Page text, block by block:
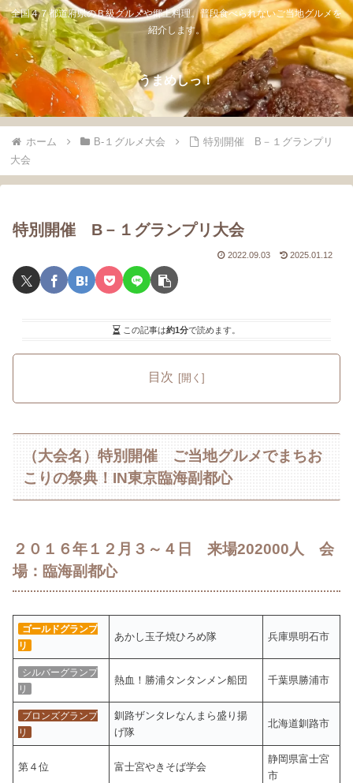
全国４７都道府県のＢ級グルメや郷土料理。普段食べられないご当地グルメを
紹介します。
うまめしっ！
ホーム B-１グルメ大会
特別開催 B－１グランプリ
大会
特別開催 B－１グランプリ大会
2022.09.03 2025.01.12
この記事は約1分で読めます。
目次
（大会名）特別開催 ご当地グルメでまちお
こりの祭典！IN東京臨海副都心
２０１６年１２月３～４日 来場202000人 会
場：臨海副都心
ゴールドグランプ
リ
あかし玉子焼ひろめ隊 兵庫県明石市
シルバーグランプ
リ
熱血！勝浦タンタンメン船団 千葉県勝浦市
ブロンズグランプ
リ
釧路ザンタレなんまら盛り揚
げ隊
北海道釧路市
第４位 富士宮やきそば学会
静岡県富士宮
市